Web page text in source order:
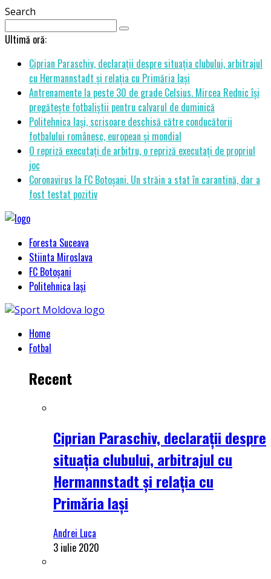
Search
Ultimă oră:
Ciprian Paraschiv, declarații despre situația clubului, arbitrajul
cu Hermannstadt și relația cu Primăria Iași
Antrenamente la peste 30 de grade Celsius. Mircea Rednic își
pregătește fotbaliștii pentru calvarul de duminică
Politehnica Iași, scrisoare deschisă către conducătorii
fotbalului românesc, european și mondial
O repriză executați de arbitru, o repriză executați de propriul
joc
Coronavirus la FC Botoșani. Un străin a stat în carantină, dar a
fost testat pozitiv
Foresta Suceava
Stiinta Miroslava
FC Botoșani
Politehnica Iași
Home
Fotbal
Recent
Ciprian Paraschiv, declarații despre
situația clubului, arbitrajul cu
Hermannstadt și relația cu
Primăria Iași
Andrei Luca
3 iulie 2020